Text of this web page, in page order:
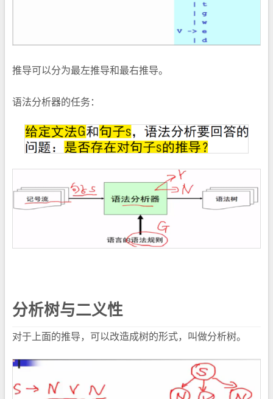
推导可以分为最左推导和最右推导。
语法分析器的任务：
分析树与二义性
对于上面的推导，可以改造成树的形式，叫做分析树。